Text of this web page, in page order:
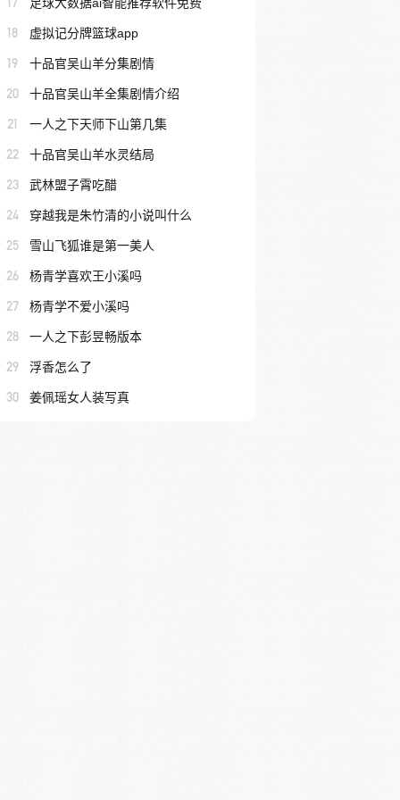
18 虚拟记分牌篮球app
19 十品官吴山羊分集剧情
20 十品官吴山羊全集剧情介绍
21 一人之下天师下山第几集
22 十品官吴山羊水灵结局
23 武林盟子霄吃醋
24 穿越我是朱竹清的小说叫什么
25 雪山飞狐谁是第一美人
26 杨青学喜欢王小溪吗
27 杨青学不爱小溪吗
28 一人之下彭昱畅版本
29 浮香怎么了
30 姜佩瑶女人装写真